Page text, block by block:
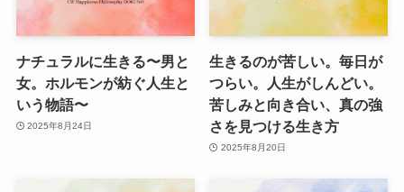
ナチュラルに生きる〜男と
女。ホルモンが紡ぐ人生と
いう物語〜
2025年8月24日
生きるのが苦しい。毎日が
つらい。人生がしんどい。
苦しみと向き合い、真の強
さを見つける生き方
2025年8月20日